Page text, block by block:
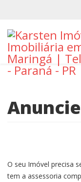
O seu Imóvel precisa
tem a assessoria